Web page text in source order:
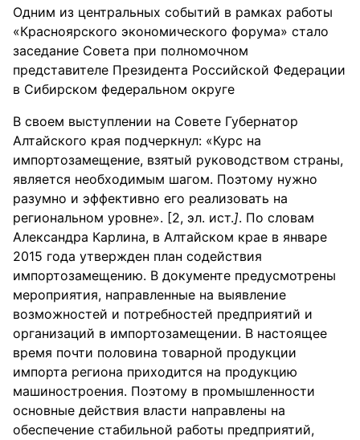
Одним из центральных событий в рамках работы
«Красноярского экономического форума» стало
заседание Совета при полномочном
представителе Президента Российской Федерации
в Сибирском федеральном округе
В своем выступлении на Совете Губернатор
Алтайского края подчеркнул: «Курс на
импортозамещение, взятый руководством страны,
является необходимым шагом. Поэтому нужно
разумно и эффективно его реализовать на
региональном уровне». [2, эл. ист.]. По словам
Александра Карлина, в Алтайском крае в январе
2015 года утвержден план содействия
импортозамещению. В документе предусмотрены
мероприятия, направленные на выявление
возможностей и потребностей предприятий и
организаций в импортозамещении. В настоящее
время почти половина товарной продукции
импорта региона приходится на продукцию
машиностроения. Поэтому в промышленности
основные действия власти направлены на
обеспечение стабильной работы предприятий,